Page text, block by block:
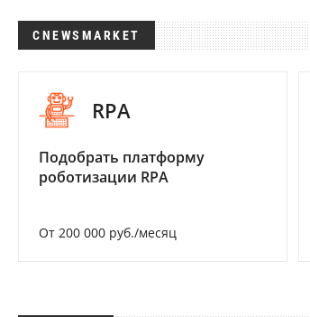
CNEWSMARKET
RPA
Подобрать платформу
роботизации RPA
От 200 000 руб./месяц